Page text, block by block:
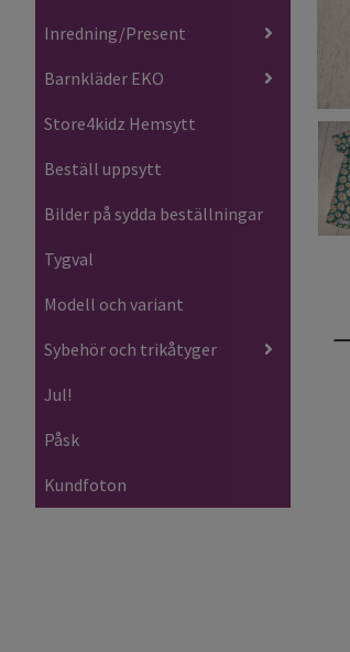
Inredning/Present
Barnkläder EKO
Store4kidz Hemsytt
Beställ uppsytt
Bilder på sydda beställningar
Tygval
Modell och variant
Sybehör och trikåtyger
Jul!
Påsk
Kundfoton